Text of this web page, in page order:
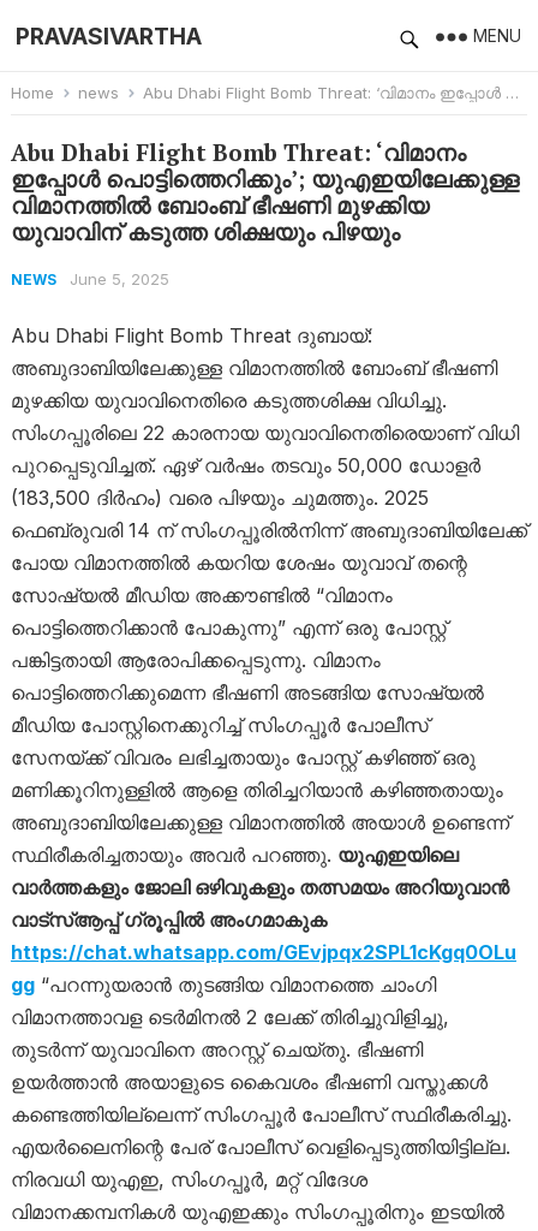
PRAVASIVARTHA MENU
Home news Abu Dhabi Flight Bomb Threat: ‘വിമാനം ഇപ്പോള്‍ പൊട്ടിത്തെറിക്കും’; യുഎഇയിലേക്കുള്ള വിമാനത്തിൽ ബോംബ് ഭീഷണി മുഴക്കിയ യുവാവിന് കടുത്ത ശിക്ഷയും പിഴയും
Abu Dhabi Flight Bomb Threat: ‘വിമാനം
ഇപ്പോള്‍ പൊട്ടിത്തെറിക്കും’; യുഎഇയിലേക്കുള്ള
വിമാനത്തിൽ ബോംബ് ഭീഷണി മുഴക്കിയ
യുവാവിന് കടുത്ത ശിക്ഷയും പിഴയും
NEWS June 5, 2025
Abu Dhabi Flight Bomb Threat ദുബായ്:
അബുദാബിയിലേക്കുള്ള വിമാനത്തിൽ ബോംബ് ഭീഷണി
മുഴക്കിയ യുവാവിനെതിരെ കടുത്തശിക്ഷ വിധിച്ചു.
സിംഗപ്പൂരിലെ 22 കാരനായ യുവാവിനെതിരെയാണ് വിധി
പുറപ്പെടുവിച്ചത്. ഏഴ് വർഷം തടവും 50,000 ഡോളർ
(183,500 ദിർഹം) വരെ പിഴയും ചുമത്തും. 2025
ഫെബ്രുവരി 14 ന് സിംഗപ്പൂരിൽനിന്ന് അബുദാബിയിലേക്ക്
പോയ വിമാനത്തിൽ കയറിയ ശേഷം യുവാവ് തന്റെ
സോഷ്യൽ മീഡിയ അക്കൗണ്ടിൽ “വിമാനം
പൊട്ടിത്തെറിക്കാൻ പോകുന്നു” എന്ന് ഒരു പോസ്റ്റ്
പങ്കിട്ടതായി ആരോപിക്കപ്പെടുന്നു. വിമാനം
പൊട്ടിത്തെറിക്കുമെന്ന ഭീഷണി അടങ്ങിയ സോഷ്യൽ
മീഡിയ പോസ്റ്റിനെക്കുറിച്ച് സിംഗപ്പൂർ പോലീസ്
സേനയ്ക്ക് വിവരം ലഭിച്ചതായും പോസ്റ്റ് കഴിഞ്ഞ് ഒരു
മണിക്കൂറിനുള്ളിൽ ആളെ തിരിച്ചറിയാൻ കഴിഞ്ഞതായും
അബുദാബിയിലേക്കുള്ള വിമാനത്തിൽ അയാൾ ഉണ്ടെന്ന്
സ്ഥിരീകരിച്ചതായും അവർ പറഞ്ഞു. യുഎഇയിലെ
വാർത്തകളും ജോലി ഒഴിവുകളും തത്സമയം അറിയുവാൻ
വാട്സ്ആപ്പ് ഗ്രൂപ്പിൽ അംഗമാകുക
https://chat.whatsapp.com/GEvjpqx2SPL1cKgq0OLu
gg“പറന്നുയരാൻ തുടങ്ങിയ വിമാനത്തെ ചാംഗി
വിമാനത്താവള ടെർമിനൽ 2 ലേക്ക് തിരിച്ചുവിളിച്ചു,
തുടർന്ന് യുവാവിനെ അറസ്റ്റ് ചെയ്തു. ഭീഷണി
ഉയർത്താൻ അയാളുടെ കൈവശം ഭീഷണി വസ്തുക്കൾ
കണ്ടെത്തിയില്ലെന്ന് സിംഗപ്പൂർ പോലീസ് സ്ഥിരീകരിച്ചു.
എയർലൈനിന്റെ പേര് പോലീസ് വെളിപ്പെടുത്തിയിട്ടില്ല.
നിരവധി യുഎഇ, സിംഗപ്പൂർ, മറ്റ് വിദേശ
വിമാനക്കമ്പനികൾ യുഎഇക്കും സിംഗപ്പൂരിനും ഇടയിൽ